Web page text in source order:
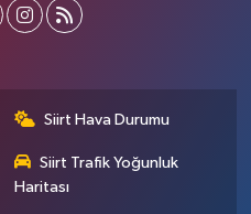
Siirt Hava Durumu
Siirt Trafik Yoğunluk
Haritası